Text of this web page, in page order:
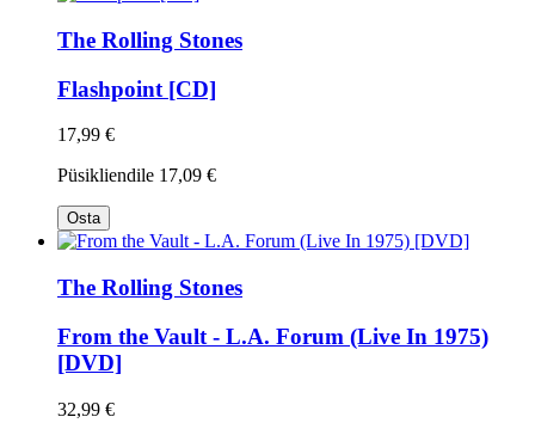
The Rolling Stones
Flashpoint [CD]
17,99 €
Püsikliendile 17,09 €
Osta
The Rolling Stones
From the Vault - L.A. Forum (Live In 1975)
[DVD]
32,99 €